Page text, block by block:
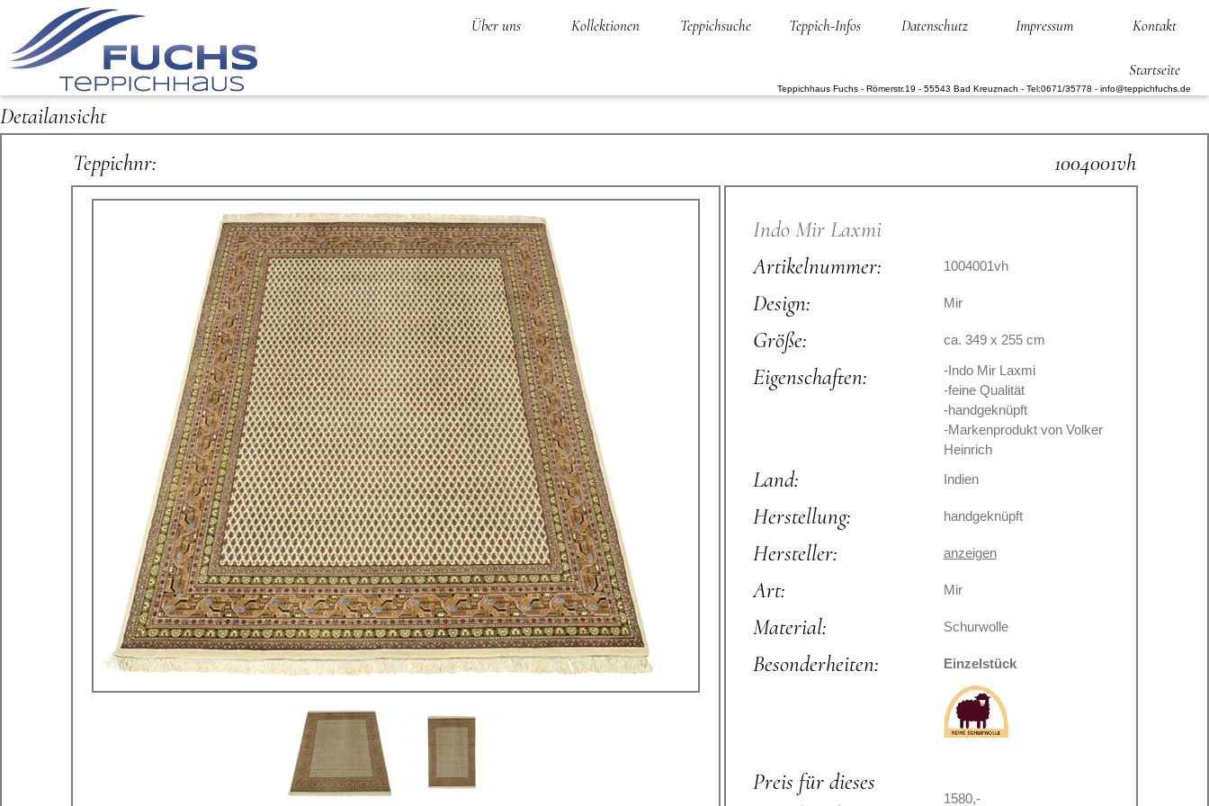
Teppichhaus Fuchs - Römerstr.19 - 55543 Bad Kreuznach - Tel:0671/35778 - info@teppichfuchs.de
Kontakt
Impressum
Datenschutz
Teppich-Infos
Teppichsuche
Kollektionen
Über uns
Startseite
Detailansicht
Teppichnr:
1004001vh
Indo Mir Laxmi
Artikelnummer:
1004001vh
Design: Mir
Größe: ca. 349 x 255 cm
Eigenschaften:
-Indo Mir Laxmi
-feine Qualität
-handgeknüpft
-Markenprodukt von Volker
Heinrich
Land: Indien
Herstellung: handgeknüpft
Hersteller: anzeigen
Art: Mir
Material: Schurwolle
Besonderheiten: Einzelstück
Preis für dieses
1580,-